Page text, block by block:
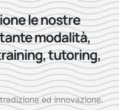
le nostre
modalità,
tutoring,
ed innovazione.